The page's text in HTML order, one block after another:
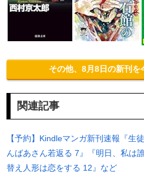
その他、8月8日の新刊を
関連記事
【予約】Kindleマンガ新刊速報『生
んばあさん若返る 7』『明日、私は
替え人形は恋をする 12』など